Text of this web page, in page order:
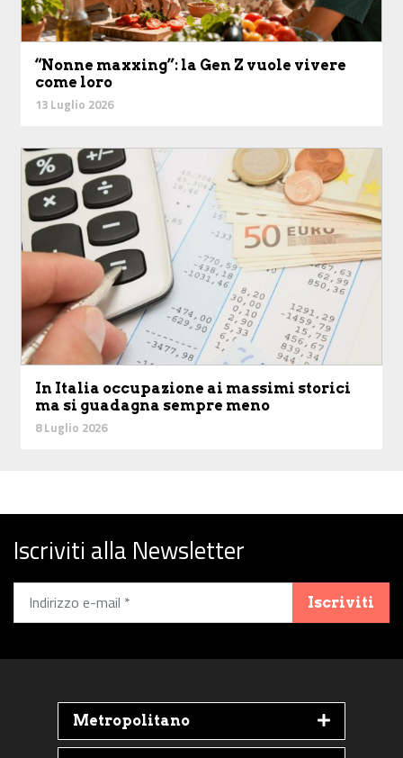
“Nonne maxxing”: la Gen Z vuole vivere
come loro
13 Luglio 2026
In Italia occupazione ai massimi storici
ma si guadagna sempre meno
8 Luglio 2026
Iscriviti alla Newsletter
Iscriviti
Metropolitano